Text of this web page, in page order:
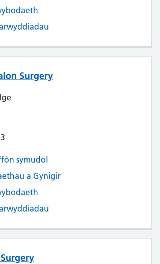
Surgery
symudol
a Gynigir